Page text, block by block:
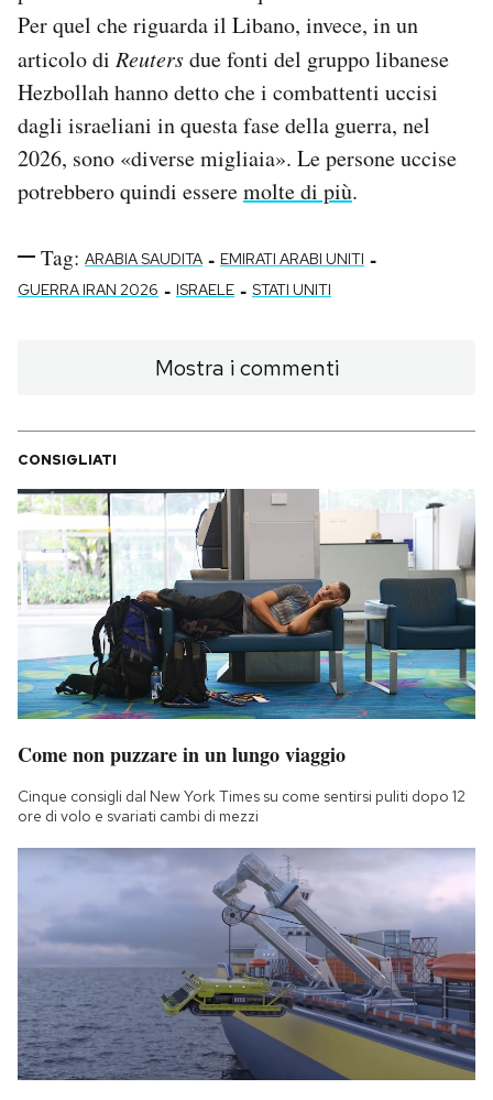
Per quel che riguarda il Libano, invece, in un
articolo di Reutersdue fonti del gruppo libanese
Hezbollah hanno detto che i combattenti uccisi
dagli israeliani in questa fase della guerra, nel
2026, sono «diverse migliaia». Le persone uccise
potrebbero quindi esseremolte di più.
Tag: ARABIA SAUDITA - EMIRATI ARABI UNITI -
GUERRA IRAN 2026 - ISRAELE - STATI UNITI
Mostra i commenti
CONSIGLIATI
Come non puzzare in un lungo viaggio
Cinque consigli dal New York Times su come sentirsi puliti dopo 12
ore di volo e svariati cambi di mezzi